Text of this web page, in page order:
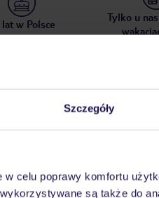
Szczegóły
celu poprawy komfortu
są także do
lat w Polsce
Tylko u
Wyżywienie